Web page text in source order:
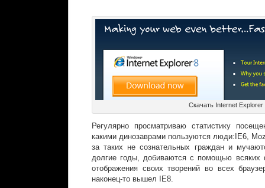
Скачать Internet Explorer
Регулярно просматриваю статистику
какими динозаврами пользуются люди:IE6,
за таких не сознательных граждан и
долгие годы, добиваются с помощью всяких
отображения своих творений во всех
наконец-то вышел IE8.